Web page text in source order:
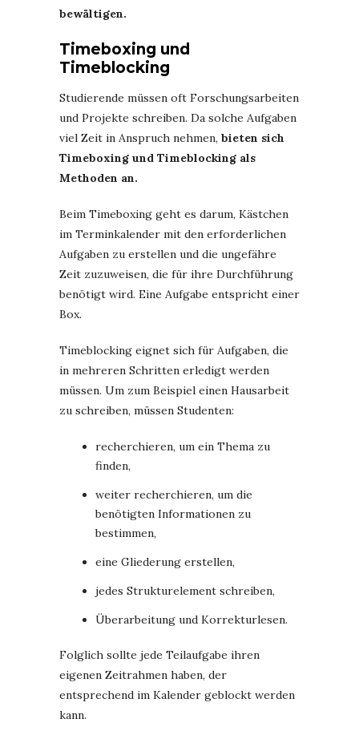
bewältigen.
Timeboxing und
Timeblocking
Studierende müssen oft Forschungsarbeiten
und Projekte schreiben. Da solche Aufgaben
viel Zeit in Anspruch nehmen, bieten sich
Timeboxing und Timeblocking als
Methoden an.
Beim Timeboxing geht es darum, Kästchen
im Terminkalender mit den erforderlichen
Aufgaben zu erstellen und die ungefähre
Zeit zuzuweisen, die für ihre Durchführung
benötigt wird. Eine Aufgabe entspricht einer
Box.
Timeblocking eignet sich für Aufgaben, die
in mehreren Schritten erledigt werden
müssen. Um zum Beispiel einen Hausarbeit
zu schreiben, müssen Studenten:
recherchieren, um ein Thema zu
finden,
weiter recherchieren, um die
benötigten Informationen zu
bestimmen,
eine Gliederung erstellen,
jedes Strukturelement schreiben,
Überarbeitung und Korrekturlesen.
Folglich sollte jede Teilaufgabe ihren
eigenen Zeitrahmen haben, der
entsprechend im Kalender geblockt werden
kann.